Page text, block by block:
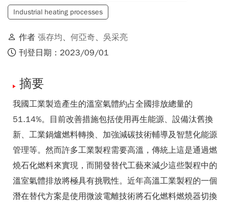
Industrial heating processes
作者 張存均、 何亞奇、 吳采亮
刊登日期：2023/09/01
摘要
我國工業製造產生的溫室氣體約占全國排放總量的
51.14%。目前改善措施包括使用再生能源、設備汰舊換
新、工業鍋爐燃料轉換、加強減碳技術輔導及智慧化能源
管理等。然而許多工業製程需要高溫，傳統上這是通過燃
燒石化燃料來實現，而開發替代工藝來減少這些製程中的
溫室氣體排放將極具有挑戰性。近年高溫工業製程的一個
潛在替代方案是使用微波電離技術將石化燃料燃燒器切換